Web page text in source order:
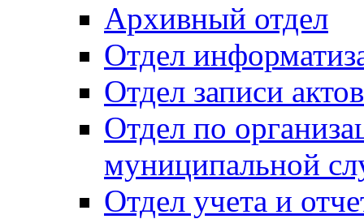
Архивный отдел
Отдел
Отдел записи
Отдел по
муниципальной
Отдел учета и